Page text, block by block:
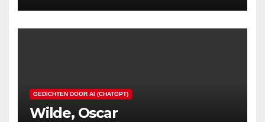
GEDICHTEN DOOR AI (CHATGPT)
Wilde, Oscar